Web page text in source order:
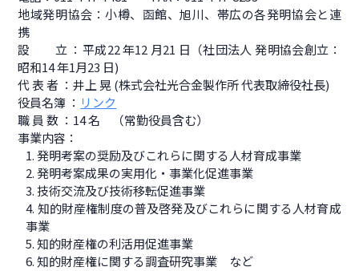
地域発明協会：小樽、函館、旭川、帯広の各発明協会と連
携
設 立 ：平成22 年12 月21 日（社団法人 発明協会創立：
昭和14 年1月23 日)
代 表 者 ：井上 晃 (株式会社光合金製作所 代表取締役社長)
役員名簿 ： リンク
職 員 数 ：14 名 （常勤役員含む）
事業内容：
1. 発明考案の奨励及びこれらに関する人材育成事業
2. 発明考案成果の実用化・事業化促進事業
3. 技術交流及び技術移転促進事業
4. 知的財産権制度の普及啓発及びこれらに関する人材育成
事業
5. 知的財産権の利活用促進事業
6. 知的財産権に関する調査研究事業 など